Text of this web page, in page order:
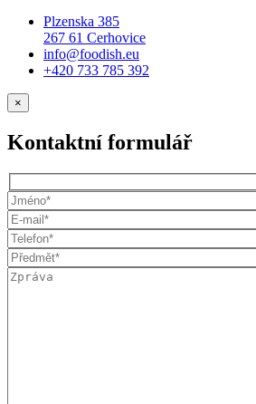
Plzenska 385
267 61 Cerhovice
info@foodish.eu
+420 733 785 392
×
Kontaktní formulář